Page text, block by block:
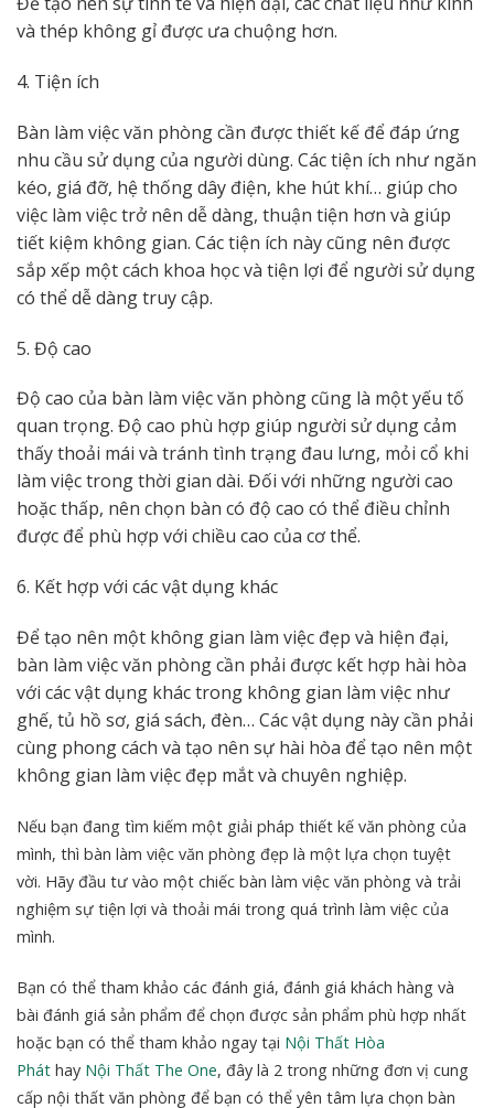
và thép không gỉ được ưa chuộng hơn.
4. Tiện ích
Bàn làm việc văn phòng cần được thiết kế để đáp ứng
nhu cầu sử dụng của người dùng. Các tiện ích như ngăn
kéo, giá đỡ, hệ thống dây điện, khe hút khí… giúp cho
việc làm việc trở nên dễ dàng, thuận tiện hơn và giúp
tiết kiệm không gian. Các tiện ích này cũng nên được
sắp xếp một cách khoa học và tiện lợi để người sử dụng
có thể dễ dàng truy cập.
5. Độ cao
Độ cao của bàn làm việc văn phòng cũng là một yếu tố
quan trọng. Độ cao phù hợp giúp người sử dụng cảm
thấy thoải mái và tránh tình trạng đau lưng, mỏi cổ khi
làm việc trong thời gian dài. Đối với những người cao
hoặc thấp, nên chọn bàn có độ cao có thể điều chỉnh
được để phù hợp với chiều cao của cơ thể.
6. Kết hợp với các vật dụng khác
Để tạo nên một không gian làm việc đẹp và hiện đại,
bàn làm việc văn phòng cần phải được kết hợp hài hòa
với các vật dụng khác trong không gian làm việc như
ghế, tủ hồ sơ, giá sách, đèn… Các vật dụng này cần phải
cùng phong cách và tạo nên sự hài hòa để tạo nên một
không gian làm việc đẹp mắt và chuyên nghiệp.
Nếu bạn đang tìm kiếm một giải pháp thiết kế văn phòng của
mình, thì bàn làm việc văn phòng đẹp là một lựa chọn tuyệt
vời. Hãy đầu tư vào một chiếc bàn làm việc văn phòng và trải
nghiệm sự tiện lợi và thoải mái trong quá trình làm việc của
mình.
Bạn có thể tham khảo các đánh giá, đánh giá khách hàng và
bài đánh giá sản phẩm để chọn được sản phẩm phù hợp nhất
hoặc bạn có thể tham khảo ngay tại Nội Thất Hòa
Phát hay Nội Thất The One, đây là 2 trong những đơn vị cung
cấp nội thất văn phòng để bạn có thể yên tâm lựa chọn bàn